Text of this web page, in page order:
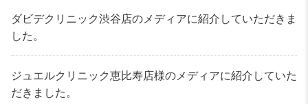
ダビデクリニック渋谷店のメディアに紹介していただきま
した。
ジュエルクリニック恵比寿店様のメディアに紹介していた
だきました。